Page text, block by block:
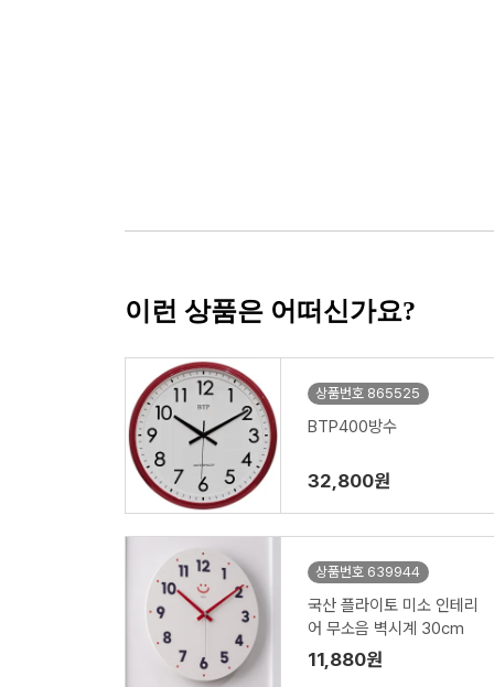
이런 상품은 어떠신가요?
상품번호 865525
BTP400방수
32,800원
상품번호 639944
국산 플라이토 미소 인테리
어 무소음 벽시계 30cm
11,880원